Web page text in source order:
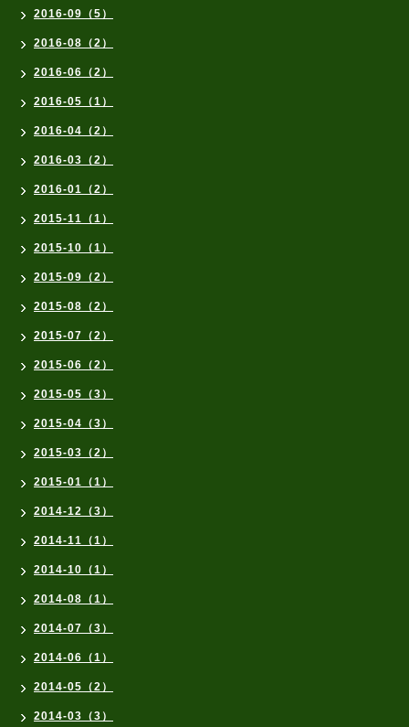
2016-09（5）
2016-08（2）
2016-06（2）
2016-05（1）
2016-04（2）
2016-03（2）
2016-01（2）
2015-11（1）
2015-10（1）
2015-09（2）
2015-08（2）
2015-07（2）
2015-06（2）
2015-05（3）
2015-04（3）
2015-03（2）
2015-01（1）
2014-12（3）
2014-11（1）
2014-10（1）
2014-08（1）
2014-07（3）
2014-06（1）
2014-05（2）
2014-03（3）